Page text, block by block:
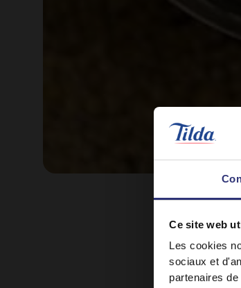
Ce site web
Les cookies
sociaux et
partenaires